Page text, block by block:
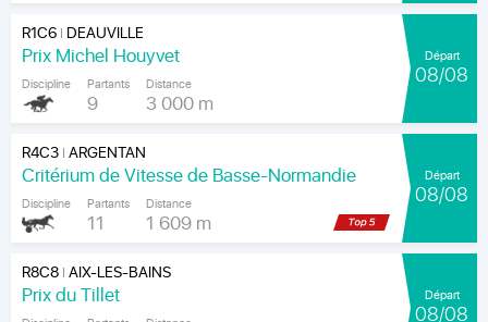
R1C6| DEAUVILLE
Prix Michel Houyvet
Discipline Partants
9
Distance
3 000 m
Départ
08/08
R4C3|ARGENTAN
Critérium de Vitesse de Basse-Normandie
Discipline Partants
11
Distance
1 609 m
Départ
08/08
R8C8|AIX-LES-BAINS
Prix du Tillet Départ
08/08